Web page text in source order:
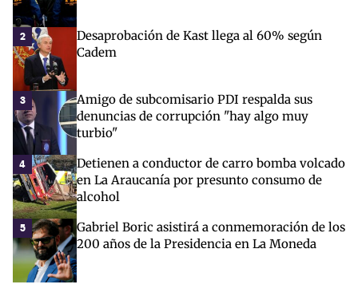
2
Desaprobación de Kast llega al 60% según
Cadem
3
Amigo de subcomisario PDI respalda sus
denuncias de corrupción "hay algo muy
turbio"
4
Detienen a conductor de carro bomba volcado
en La Araucanía por presunto consumo de
alcohol
5
Gabriel Boric asistirá a conmemoración de los
200 años de la Presidencia en La Moneda